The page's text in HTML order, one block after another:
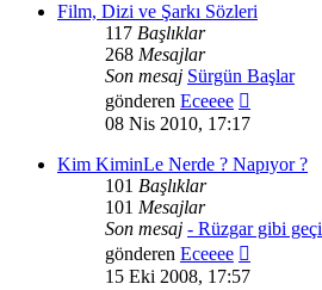
Film, Dizi ve Şarkı Sözleri
117 Başlıklar
268 Mesajlar
Son mesaj Sürgün Başlar
gönderen Eceeee
mesajı
08 Nis 2010, 17:17
Kim KiminLe Nerde ? Napıyor ?
101 Başlıklar
101 Mesajlar
Son mesaj - Rüzgar gibi
gönderen Eceeee
mesajı
15 Eki 2008, 17:57